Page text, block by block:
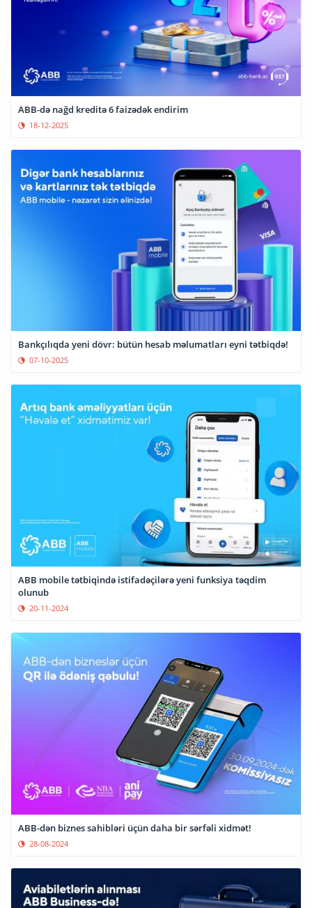
ABB-də nağd kreditə 6 faizədək endirim
18-12-2025
Bankçılıqda yeni dövr: bütün hesab məlumatları eyni tətbiqdə!
07-10-2025
ABB mobile tətbiqində istifadəçilərə yeni funksiya təqdim
olunub
20-11-2024
ABB-dən biznes sahibləri üçün daha bir sərfəli xidmət!
28-08-2024